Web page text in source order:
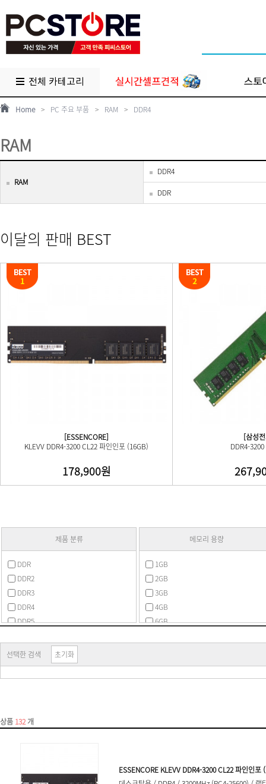
전체 카테고리
Home > PC 주요 부품 > RAM > DDR4
RAM
RAM
DDR4
DDR
이달의 판매 BEST
[ESSENCORE]
KLEVV DDR4-3200 CL22 파인인포 (16GB)
178,900원
[삼성
DDR4-
제품 분류
DDR
DDR2
DDR3
DDR4
DDR5
기타
메모리 용량
1GB
2GB
3GB
4GB
6GB
16GB
24GB
128MB
선택한 검색 초기화